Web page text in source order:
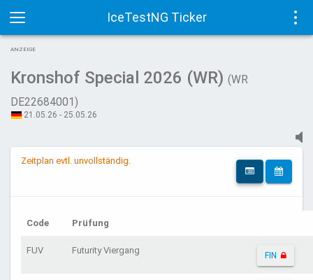
IceTestNG Ticker
Toggle
navigation
ANZEIGE
Kronshof Special 2026 (WR) (WR
DE22684001)
21.05.26 - 25.05.26
Zeitplan evtl. unvollständig.
Code Prüfung
FUV Futurity Viergang FIN